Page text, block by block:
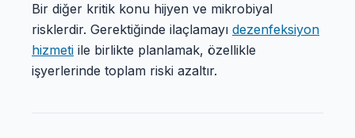
Bir diğer kritik konu hijyen ve mikrobiyal
risklerdir. Gerektiğinde ilaçlamayı dezenfeksiyon
hizmeti ile birlikte planlamak, özellikle
işyerlerinde toplam riski azaltır.